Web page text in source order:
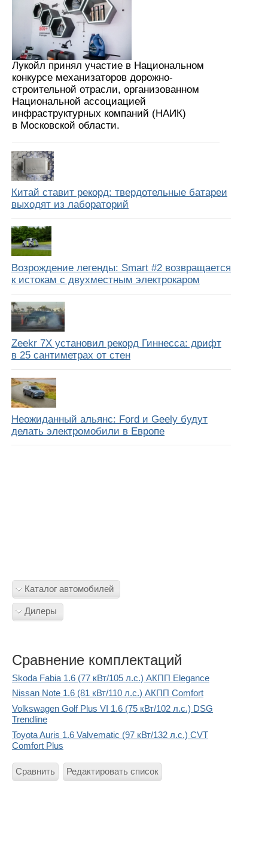
Лукойл принял участие в Национальном
конкурсе механизаторов дорожно-
строительной отрасли, организованном
Национальной ассоциацией
инфраструктурных компаний (НАИК)
в Московской области.
Китай ставит рекорд: твердотельные батареи
выходят из лабораторий
Возрождение легенды: Smart #2 возвращается
к истокам с двухместным электрокаром
Zeekr 7X установил рекорд Гиннесса: дрифт
в 25 сантиметрах от стен
Неожиданный альянс: Ford и Geely будут
делать электромобили в Европе
Каталог автомобилей
Дилеры
Сравнение комплектаций
Skoda Fabia 1.6 (77 кВт/105 л.с.) АКПП Elegance
Nissan Note 1.6 (81 кВт/110 л.с.) АКПП Comfort
Volkswagen Golf Plus VI 1.6 (75 кВт/102 л.с.) DSG
Trendline
Toyota Auris 1.6 Valvematic (97 кВт/132 л.с.) CVT
Comfort Plus
Сравнить Редактировать список